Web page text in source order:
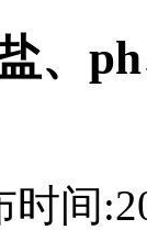
、
时间: